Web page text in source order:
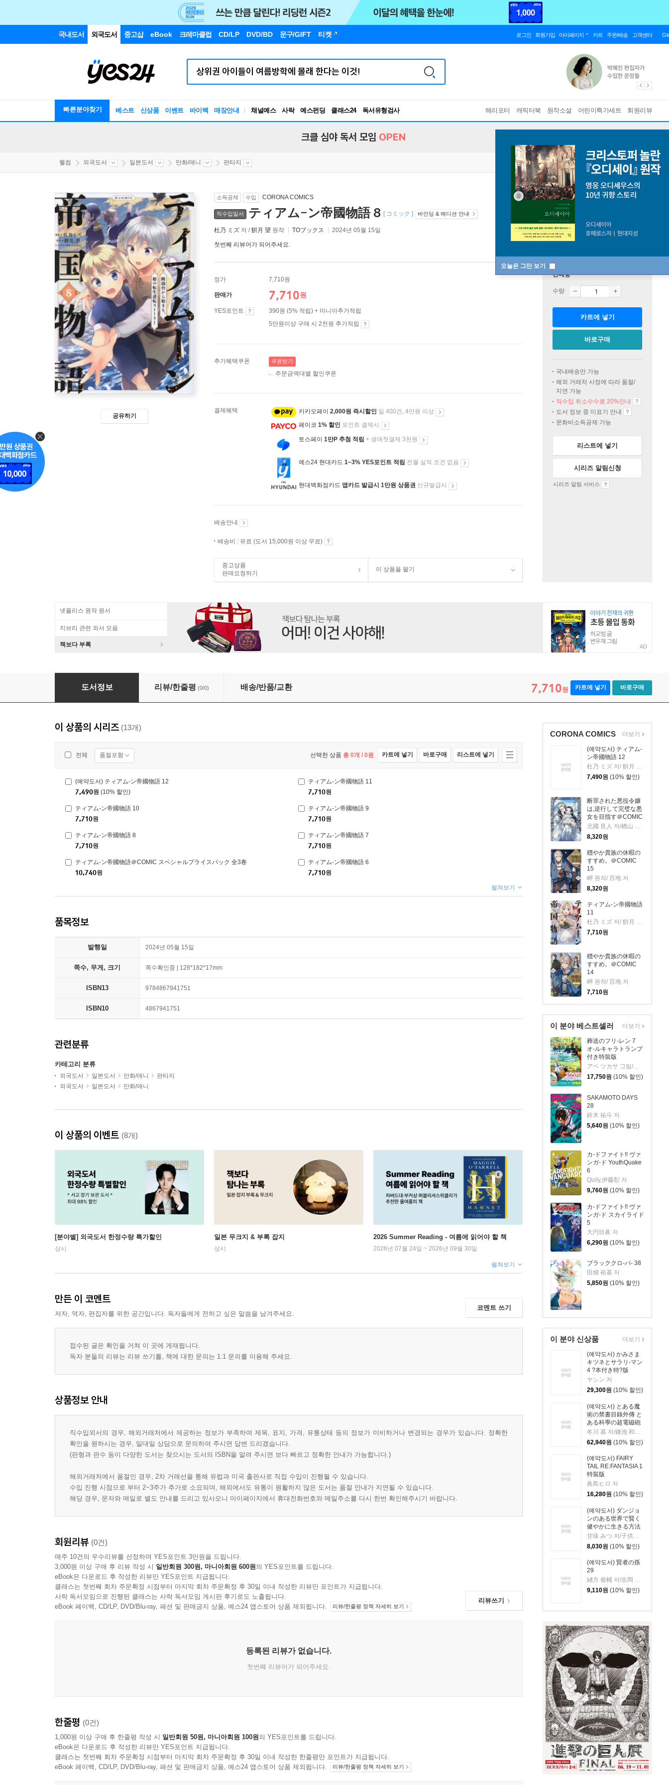
국내도서 외국도서 중고샵 eBook 크레마클럽 CD/LP DVD/BD 문구/GIFT 티켓 로그인 회원가입 마이페이지 카트 주문/배송 고객센터
빠른분야찾기 베스트 신상품 이벤트 바이백 매장안내 채널예스 사락 예스펀딩 클래스24
독서유형검사
RBTI Lab
해리포터 캐릭터북 원작소설 어린이특가세트 회원리뷰
오늘은 그만 보기
크클 심야 독서 모임 OPEN
웰컴 외국도서 일본도서 만화/애니 판타지
공유하기
소득공제 수입 CORONA COMICS
직수입일서 ティアム-ン帝國物語 8 [ コミック ] 바인딩 & 에디션 안내
杜乃 ミズ 저 /餠月 望 원작 TOブックス 2024년 05월 15일
첫번째 리뷰어가 되어주세요.
정가 7,710원
판매가 7,710원
YES포인트
390원 (5% 적립) + 마니아추가적립
5만원이상 구매 시 2천원 추가적립
추가혜택쿠폰 쿠폰받기
주문금액대별 할인쿠폰
결제혜택 카카오페이 2,000원 즉시할인 일 400건, 4만원 이상
페이코 1% 할인 포인트 결제시
토스페이 1만P 추첨 적립 + 생애첫결제 3천원
예스24 현대카드 1~3% YES포인트 적립 전월 실적 조건 없음
현대백화점카드 앱카드 발급시 1만원 상품권 신규발급시
배송안내
배송비 : 유료 (도서 15,000원 이상 무료)
중고상품
판매요청하기
이 상품을 팔기
판매중
수량
카트에 넣기
바로구매
국내배송만 가능
해외 거래처 사정에 따라 품절/
지연 가능
직수입 취소수수료 20%안내
도서 정보 중 미표기 안내
문화비소득공제 가능
리스트에 넣기
시리즈 알림신청
시리즈 알림 서비스
넷플리스 원작 원서
지브리 관련 외서 모음
책보다 부록 AD
ティアム-ン帝國物語 8
도서정보 리뷰/한줄평 (0/0) 배송/반품/교환 7,710원 카트에 넣기 바로구매
CORONA COMICS
(예약도서) ティアム-
ン帝國物語 12
杜乃 ミズ 저/ 餠月 望 원작
7,490원 (10% 할인)
断罪された悪役令嬢
は,逆行して完璧な悪
女を目指す＠COMIC
8
北國 良人 저/楢山 幕府 원저
8,320원
穩やか貴族の休暇の
すすめ。＠COMIC
15
岬 원작/ 百地 저
8,320원
ティアム-ン帝國物語
11
杜乃 ミズ 저/ 餠月 望 원작
7,710원
穩やか貴族の休暇の
すすめ。＠COMIC
14
岬 원작/ 百地 저
7,710원
더보기
이 분야 베스트셀러
葬送のフリ-レン 7
オ-ルキャラトランプ
付き特裝版
アベ ツカサ 그림/山田 鐘人 원작
17,750원 (10% 할인)
SAKAMOTO DAYS
28
鈴木 祐斗 저
5,640원 (10% 할인)
カ-ドファイト!! ヴァ
ンガ-ド YouthQuake
6
Quily,伊藤彰 저
9,760원 (10% 할인)
カ-ドファイト!! ヴァ
ンガ-ド スカイライド
5
大円坊眞 저
6,290원 (10% 할인)
ブラッククロ-バ- 38
田畑 裕基 저
5,850원 (10% 할인)
더보기
이 분야 신상품
(예약도서) かみさま
キツネとサラリ-マン
4 ?本付き特?版
ヤシン 저
29,300원 (10% 할인)
(예약도서) とある魔
術の禁書目錄外傳 と
ある科學の超電磁砲
21 特裝版
冬川 基 저/鎌池 和馬 원작
62,940원 (10% 할인)
(예약도서) FAIRY
TAIL RE:FANTASIA 1
特裝版
眞島ヒロ 저
16,280원 (10% 할인)
(예약도서) ダンジョ
ンのある世界で賢く
健やかに生きる方法
9
8,030원 (10% 할인)
(예약도서) 賢者の孫
29
緖方 俊輔 저/吉岡 剛 원작
9,110원 (10% 할인)
더보기
이 상품의 시리즈 (13개)
전체 품절포함 선택한 상품 총 0개 / 0원 카트에 넣기 바로구매 리스트에 넣기
(예약도서) ティアム-ン帝國物語 12
7,490원 (10% 할인)
ティアム-ン帝國物語 11
7,710원
ティアム-ン帝國物語 10
7,710원
ティアム-ン帝國物語 9
7,710원
ティアム-ン帝國物語 8
7,710원
ティアム-ン帝國物語 7
7,710원
ティアム-ン帝國物語＠COMIC スペシャルプライスパック 全3卷
10,740원
ティアム-ン帝國物語 6
7,710원
펼쳐보기
품목정보
발행일 2024년 05월 15일
쪽수, 무게, 크기 쪽수확인중 | 128*182*17mm
ISBN13 9784867941751
ISBN10 4867941751
관련분류
카테고리 분류
외국도서 일본도서 만화/애니
판타지
외국도서
일본도서 만화/애니
이 상품의 이벤트 (8개)
[분야별] 외국도서 한정수량 특가할인
상시
일본 무크지 & 부록 잡지
상시
2026 Summer Reading - 여름에 읽어야 할 책
2026년 07월 24일 ~ 2026년 09월 30일
펼쳐보기
만든 이 코멘트
저자, 역자, 편집자를 위한 공간입니다. 독자들에게 전하고 싶은 말씀을 남겨주세요.
코멘트 쓰기
접수된 글은 확인을 거쳐 이 곳에 게재됩니다.
독자 분들의 리뷰는 리뷰 쓰기를, 책에 대한 문의는 1:1 문의를 이용해 주세요.
상품정보 안내
직수입외서의 경우, 해외거래처에서 제공하는 정보가 부족하여 제목, 표지, 가격, 유통상태 등의 정보가 미비하거나 변경되는 경우가 있습니다. 정확한
확인을 원하시는 경우, 일대일 상담으로 문의하여 주시면 답변 드리겠습니다.
(판형과 판수 등이 다양한 도서는 찾으시는 도서의 ISBN을 알려 주시면 보다 빠르고 정확한 안내가 가능합니다.)
해외거래처에서 품절인 경우, 2차 거래선을 통해 유럽과 미국 출판사로 직접 수입이 진행될 수 있습니다.
수입 진행 시점으로 부터 2~3주가 추가로 소요되며, 해외에서도 유통이 원활하지 않은 도서는 품절 안내가 지연될 수 있습니다.
해당 경우, 문자와 메일로 별도 안내를 드리고 있사오니 마이페이지에서 휴대전화번호와 메일주소를 다시 한번 확인해주시기 바랍니다.
회원리뷰 (0건)
매주 10건의 우수리뷰를 선정하여 YES포인트 3만원을 드립니다.
3,000원 이상 구매 후 리뷰 작성 시 일반회원 300원, 마니아회원 600원의 YES포인트를 드립니다.
eBook은 다운로드 후 작성한 리뷰만 YES포인트 지급됩니다.
클래스는 첫번째 회차 주문확정 시점부터 마지막 회차 주문확정 후 30일 이내 작성한 리뷰만 포인트가 지급됩니다.
사락 독서모임으로 진행된 클래스는 사락 독서모임 게시판 후기로도 노출됩니다.
eBook 페이백, CD/LP, DVD/Blu-ray, 패션 및 판매금지 상품, 예스24 앱스토어 상품 제외됩니다.
리뷰/한줄평 정책 자세히 보기
리뷰쓰기
등록된 리뷰가 없습니다.
첫번째 리뷰어가 되어주세요.
한줄평 (0건)
1,000원 이상 구매 후 한줄평 작성 시 일반회원 50원, 마니아회원 100원의 YES포인트를 드립니다.
eBook은 다운로드 후 작성한 리뷰만 YES포인트 지급됩니다.
클래스는 첫번째 회차 주문확정 시점부터 마지막 회차 주문확정 후 30일 이내 작성한 한줄평만 포인트가 지급됩니다.
eBook 페이백, CD/LP, DVD/Blu-ray, 패션 및 판매금지 상품, 예스24 앱스토어 상품 제외됩니다.
리뷰/한줄평 정책 자세히 보기